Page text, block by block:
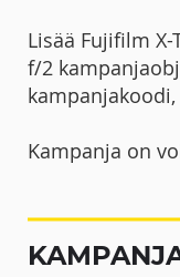
Lisää Fujifilm X-
f/2
Kampanja on